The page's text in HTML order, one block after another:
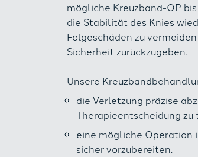
mögliche Kreuzband-OP
die Stabilität des Knies
Folgeschäden zu
Sicherheit zurückzugeben.
Unsere
die Verletzung präzise
Therapieentscheidung zu
eine mögliche Operation
sicher vorzubereiten.